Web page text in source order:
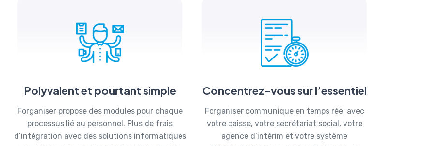
Polyvalent et pourtant simple
Forganiser propose des modules pour chaque
processus lié au personnel. Plus de frais
d’intégration avec des solutions informatiques
Concentrez-vous sur l’essentiel
Forganiser communique en temps réel avec
votre caisse, votre secrétariat social, votre
agence d’intérim et votre système